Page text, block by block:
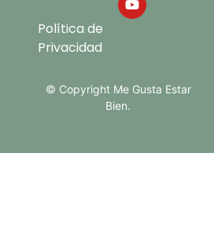
Política de
Privacidad
© Copyright Me Gusta Estar
Bien.